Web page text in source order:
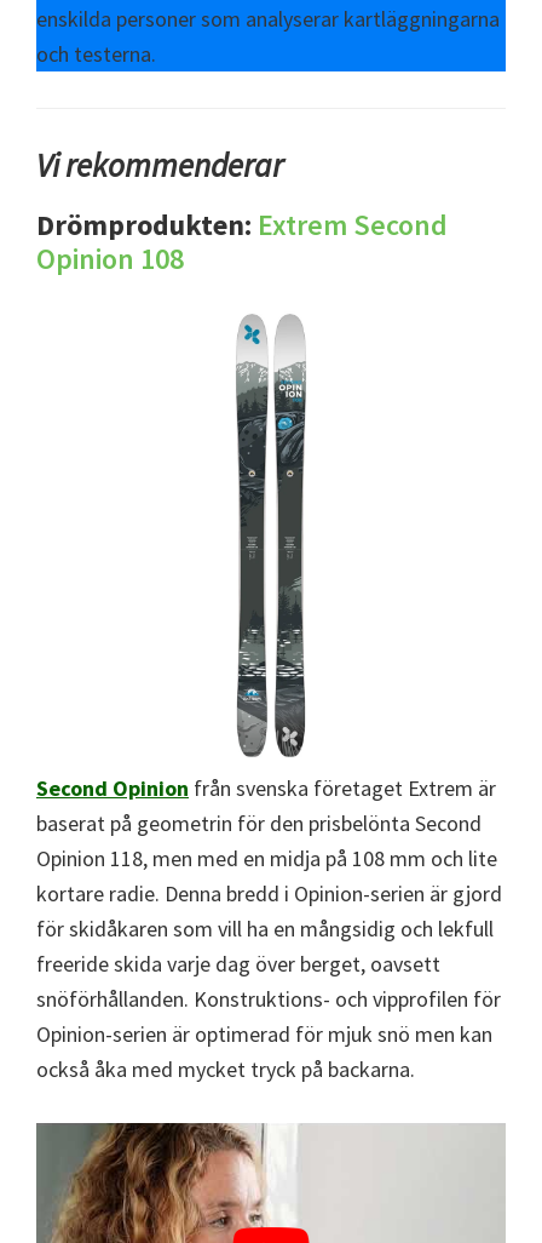
enskilda personer som analyserar kartläggningarna
och testerna.
Vi rekommenderar
Drömprodukten: Extrem Second
Opinion 108
Second Opinion från svenska företaget Extrem är
baserat på geometrin för den prisbelönta Second
Opinion 118, men med en midja på 108 mm och lite
kortare radie. Denna bredd i Opinion-serien är gjord
för skidåkaren som vill ha en mångsidig och lekfull
freeride skida varje dag över berget, oavsett
snöförhållanden. Konstruktions- och vipprofilen för
Opinion-serien är optimerad för mjuk snö men kan
också åka med mycket tryck på backarna.